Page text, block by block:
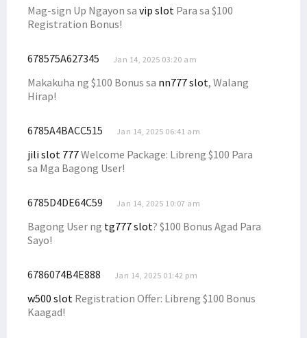
Mag-sign Up Ngayon sa vip slot Para sa $100
Registration Bonus!
678575A627345 Jan 14, 2025 03:20 am
Makakuha ng $100 Bonus sa nn777 slot, Walang
Hirap!
6785A4BACC515 Jan 14, 2025 06:41 am
jili slot 777Welcome Package: Libreng $100 Para
sa Mga Bagong User!
6785D4DE64C59 Jan 14, 2025 10:07 am
Bagong User ng tg777 slot? $100 Bonus Agad Para
Sayo!
6786074B4E888 Jan 14, 2025 01:42 pm
w500 slot Registration Offer: Libreng $100 Bonus
Kaagad!